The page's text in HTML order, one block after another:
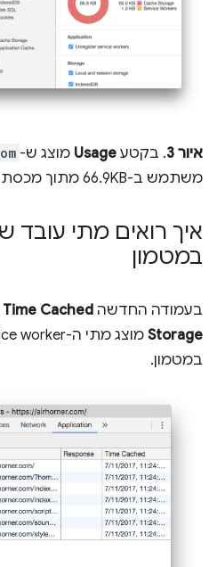
איור 3 . בקטע Usage מוצג ש-
משתמש ב-66.9KB מתוך מכסת המקור של 15,214MB.
איך רואים מתי עובד
במטמון
בעמודה החדשה Time Cached
Storage
במטמון.